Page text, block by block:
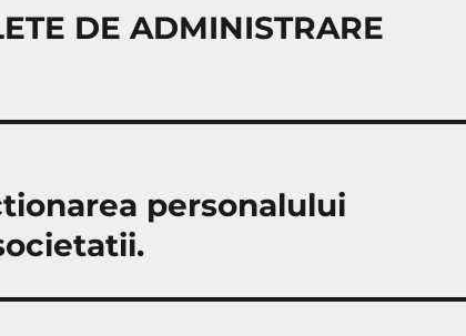
DE ADMINISTRARE
personalului